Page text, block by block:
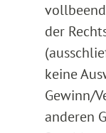
der
keine
Gewinn/
anderen